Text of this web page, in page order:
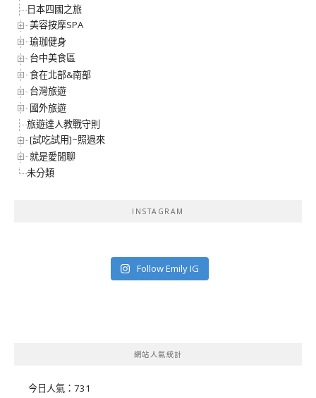
日本四國之旅
美容按摩SPA
瑜珈健身
台中美食區
食在北部&南部
台灣旅遊
國外旅遊
旅遊達人教戰守則
[試吃試用]~照過來
就是愛閒聊
未分類
INSTAGRAM
Follow Emily IG
網站人氣統計
今日人氣： 731